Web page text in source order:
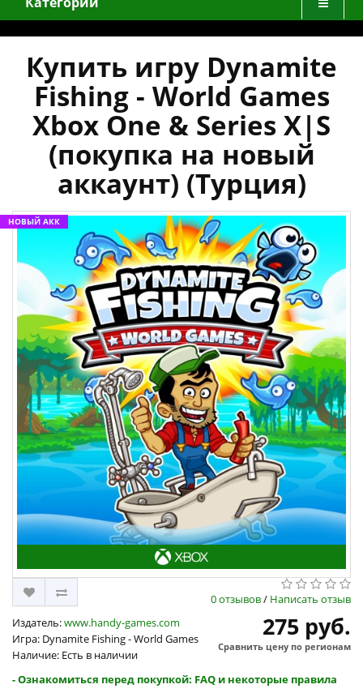
Купить игру Dynamite
Fishing - World Games
Xbox One & Series X|S
(покупка на новый
аккаунт) (Турция)
НОВЫЙ АКК
0 отзывов/ Написать отзыв
Издатель:www.handy-games.com
Игра: Dynamite Fishing - World Games
Наличие: Есть в наличии
275 руб.
Сравнить цену по регионам
- Ознакомиться перед покупкой: FAQ и некоторые правила